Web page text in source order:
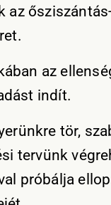
az
az
indít.
tör,
tervünk
próbálja